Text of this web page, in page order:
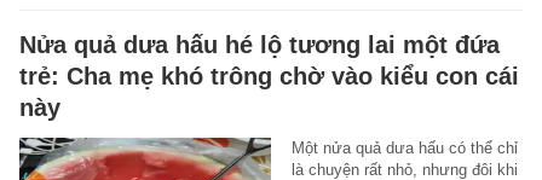
Nửa quả dưa hấu hé lộ tương lai một đứa
trẻ: Cha mẹ khó trông chờ vào kiểu con cái
này
Một nửa quả dưa hấu có thể chỉ
là chuyện rất nhỏ, nhưng đôi khi